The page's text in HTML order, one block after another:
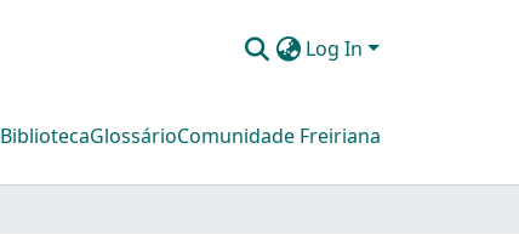
Log In
BibliotecaGlossárioComunidade Freiriana